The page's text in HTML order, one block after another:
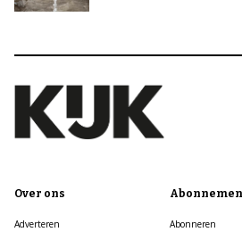
Over ons
Adverteren
Abonneren